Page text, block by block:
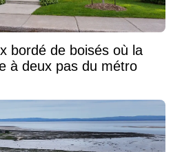
bordé de boisés où la
à deux pas du métro